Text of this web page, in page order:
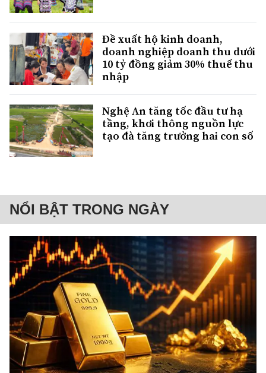
Đề xuất hộ kinh doanh,
doanh nghiệp doanh thu dưới
10 tỷ đồng giảm 30% thuế thu
nhập
Nghệ An tăng tốc đầu tư hạ
tầng, khơi thông nguồn lực
tạo đà tăng trưởng hai con số
NỔI BẬT TRONG NGÀY